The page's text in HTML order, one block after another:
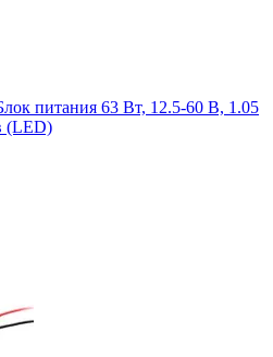
питания 63 Вт, 12.5-60 В, 1.05
(LED)